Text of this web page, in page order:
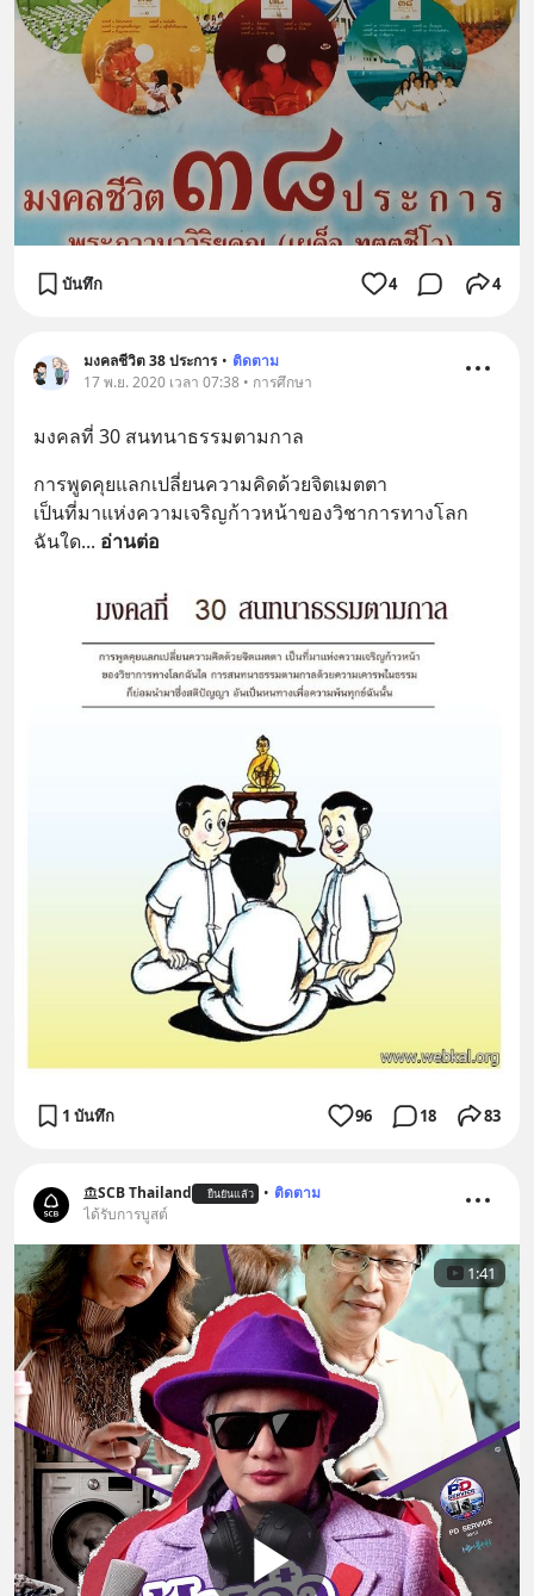
บันทึก 4 4
มงคลชีวิต 38 ประการ • ติดตาม
17 พ.ย. 2020 เวลา 07:38 • การศึกษา
มงคลที่ 30 สนทนาธรรมตามกาล
การพูดคุยแลกเปลี่ยนความคิดด้วยจิตเมตตา
เป็นที่มาแห่งความเจริญก้าวหน้าของวิชาการทางโลก
ฉันใด... อ่านต่อ
1 บันทึก 96 18 83
SCB Thailand ยืนยันแล้ว • ติดตาม
ได้รับการบูสต์
1:41